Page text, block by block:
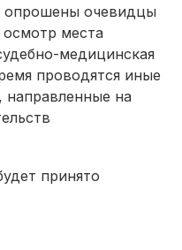
опрошены очевидцы
места
медицинская
проводятся иные
направленные на
принято